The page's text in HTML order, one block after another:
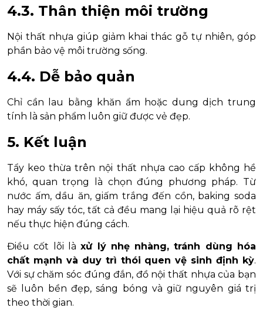
4.3. Thân thiện môi trường
Nội thất nhựa giúp giảm khai thác gỗ tự nhiên, góp
phần bảo vệ môi trường sống.
4.4. Dễ bảo quản
Chỉ cần lau bằng khăn ẩm hoặc dung dịch trung
tính là sản phẩm luôn giữ được vẻ đẹp.
5. Kết luận
Tẩy keo thừa trên nội thất nhựa cao cấp không hề
khó, quan trọng là chọn đúng phương pháp. Từ
nước ấm, dầu ăn, giấm trắng đến cồn, baking soda
hay máy sấy tóc, tất cả đều mang lại hiệu quả rõ rệt
nếu thực hiện đúng cách.
Điều cốt lõi làxử lý nhẹ nhàng, tránh dùng hóa
chất mạnh và duy trì thói quen vệ sinh định kỳ.
Với sự chăm sóc đúng đắn, đồ nội thất nhựa của bạn
sẽ luôn bền đẹp, sáng bóng và giữ nguyên giá trị
theo thời gian.